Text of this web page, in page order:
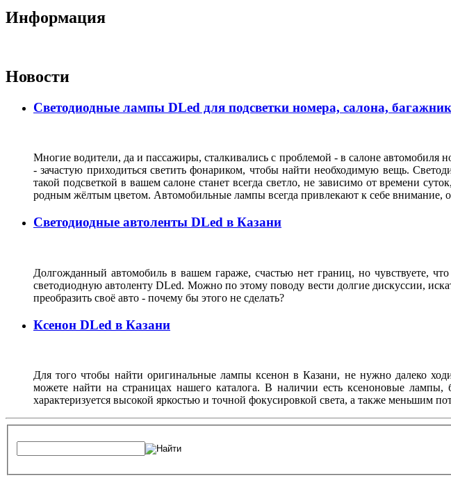
Информация
Новости
Светодиодные лампы DLed для подсветки номера, салона,
Многие водители, да и пассажиры, сталкивались с проблемой - в салоне автомобиля
- зачастую приходиться светить фонариком, чтобы найти необходимую вещь.
такой подсветкой в вашем салоне станет всегда светло, не зависимо от времени
родным жёлтым цветом. Автомобильные лампы всегда привлекают к себе внимание,
Светодиодные автоленты DLed в Казани
Долгожданный автомобиль в вашем гараже, счастью нет границ, но чувствуете,
светодиодную автоленту DLed. Можно по этому поводу вести долгие дискуссии,
преобразить своё авто - почему бы этого не сделать?
Ксенон DLed в Казани
Для того чтобы найти оригинальные лампы ксенон в Казани, не нужно далеко
можете найти на страницах нашего каталога. В наличии есть ксеноновые
характеризуется высокой яркостью и точной фокусировкой света, а также меньшим